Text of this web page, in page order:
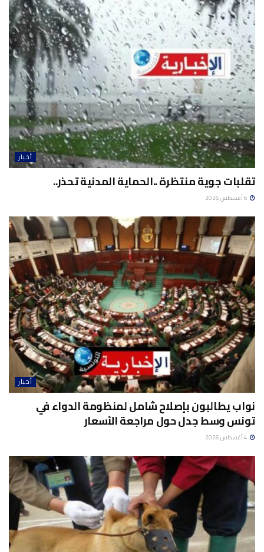
أخبار
تقلبات جوية منتظرة ..الحماية المدنية تحذر..
أخبار
نواب يطالبون بإصلاح شامل لمنظومة الدواء في
تونس وسط جدل حول مراجعة الأسعار